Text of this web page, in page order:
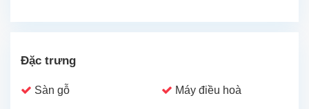
Đặc trưng
Sàn gỗ Máy điều hoà